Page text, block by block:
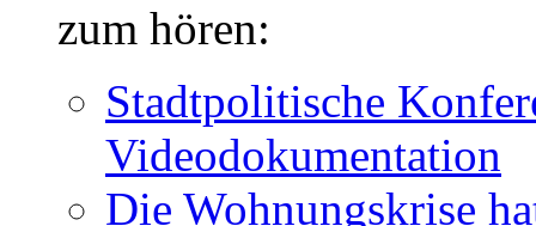
zum hören:
Stadtpolitische
Videodokumentation
Die Wohnungskrise